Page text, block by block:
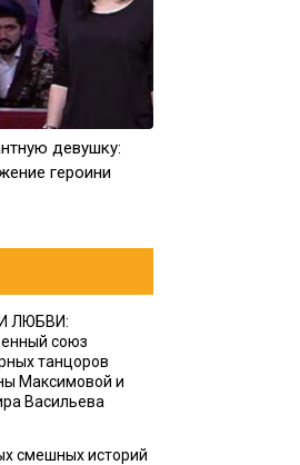
девушку:
героини
ЛЮБВИ:
союз
танцоров
Максимовой и
Васильева
смешных историй